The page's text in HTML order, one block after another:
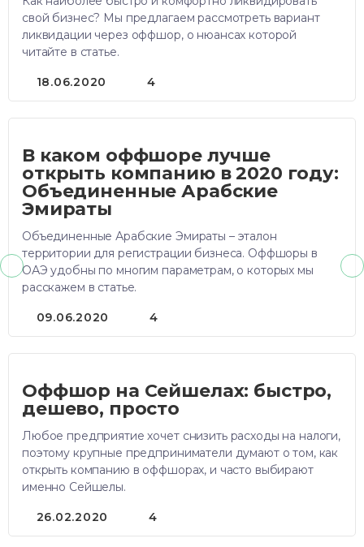
свой бизнес? Мы предлагаем рассмотреть вариант
ликвидации через оффшор, о нюансах которой
читайте в статье.
18.06.2020 4
В каком оффшоре лучше
открыть компанию в 2020 году:
Объединенные Арабские
Эмираты
Объединенные Арабские Эмираты – эталон
территории для регистрации бизнеса. Оффшоры в
ОАЭ удобны по многим параметрам, о которых мы
расскажем в статье.
09.06.2020 4
Оффшор на Сейшелах: быстро,
дешево, просто
Любое предприятие хочет снизить расходы на налоги,
поэтому крупные предприниматели думают о том, как
открыть компанию в оффшорах, и часто выбирают
именно Сейшелы.
26.02.2020 4